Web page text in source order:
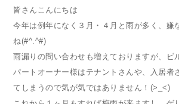
皆さんこんにちは
今年は例年になく３月・４月と雨が多く、嫌
ね(#^.^#)
雨漏りの問い合わせも増えておりますが、ビ
パートオーナー様はテナントさんや、入居者
てしまうので気が気ではありません！(>_<)